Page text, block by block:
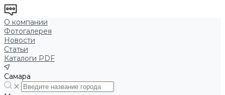
О компании
Фотогалерея
Новости
Статьи
Каталоги PDF
Самара